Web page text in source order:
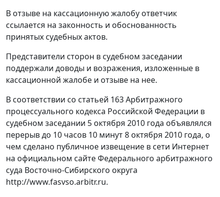
В отзыве на кассационную жалобу ответчик
ссылается на законность и обоснованность
принятых судебных актов.
Представители сторон в судебном заседании
поддержали доводы и возражения, изложенные в
кассационной жалобе и отзыве на нее.
В соответствии со статьей 163Арбитражного
процессуального кодекса Российской Федерации в
судебном заседании 5 октября 2010 года объявлялся
перерыв до 10 часов 10 минут 8 октября 2010 года, о
чем сделано публичное извещение в сети Интернет
на официальном сайте Федерального арбитражного
суда Восточно-Сибирского округа
http://www.fasvso.arbitr.ru.